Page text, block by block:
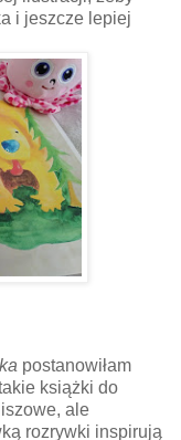
i jeszcze lepiej
postanowiłam
książki do
ale
rozrywki inspirują